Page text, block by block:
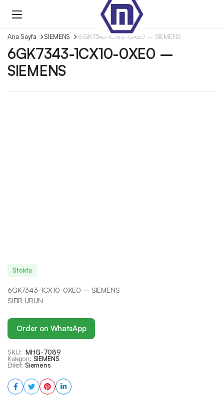
Ana Sayfa SIEMENS 6GK7343-1CX10-0XE0 – SIEMENS
6GK7343-1CX10-0XE0 –
SIEMENS
Stokta
6GK7343-1CX10-0XE0 – SIEMENS
SIFIR ÜRÜN
Order on WhatsApp
SKU: MHG-7089
Kategori: SIEMENS
Etiket: Siemens